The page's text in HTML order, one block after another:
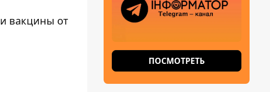
вакцины от
ПОСМОТРЕТЬ